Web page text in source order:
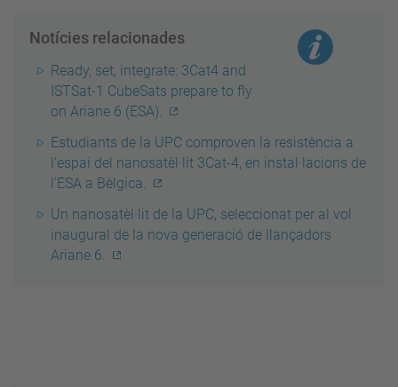
Notícies relacionades
Ready, set, integrate: 3Cat4 and
ISTSat-1 CubeSats prepare to fly
on Ariane 6 (ESA).
Estudiants de la UPC comproven la resistència a
l’espai del nanosatèl·lit 3Cat-4, en instal·lacions de
l’ESA a Bèlgica.
Un nanosatèl·lit de la UPC, seleccionat per al vol
inaugural de la nova generació de llançadors
Ariane 6.